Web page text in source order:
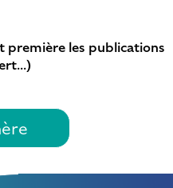
première les publications